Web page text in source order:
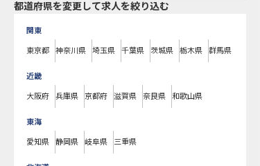
都道府県を変更して求人を絞り込む
関東
東京都 神奈川県 埼玉県 千葉県 茨城県 栃木県 群馬県
近畿
大阪府 兵庫県 京都府 滋賀県 奈良県 和歌山県
東海
愛知県 静岡県 岐阜県 三重県